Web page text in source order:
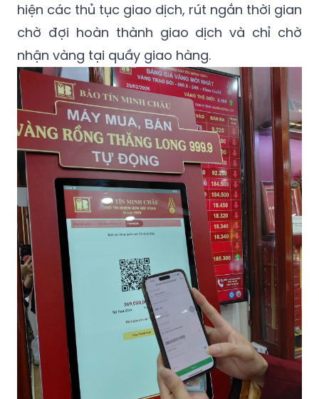
hiện các thủ tục giao dịch, rút ngắn thời gian
chờ đợi hoàn thành giao dịch và chỉ chờ
nhận vàng tại quầy giao hàng.